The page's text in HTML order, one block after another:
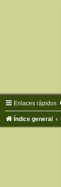
Enlaces rápidos
Índice general